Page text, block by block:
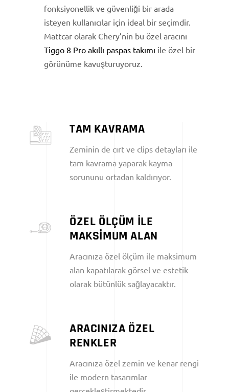
fonksiyonellik ve güvenliği bir arada
isteyen kullanıcılar için ideal bir seçimdir.
Mattcar olarak Chery’nin bu özel aracını
Tiggo 8 Pro akıllı paspas takımı ile özel bir
görünüme kavuşturuyoruz.
TAM KAVRAMA
Zeminin de cırt ve clips detayları ile
tam kavrama yaparak kayma
sorununu ortadan kaldırıyor.
ÖZEL ÖLÇÜM İLE
MAKSİMUM ALAN
Aracınıza özel ölçüm ile maksimum
alan kapatılarak görsel ve estetik
olarak bütünlük sağlayacaktır.
ARACINIZA ÖZEL
RENKLER
Aracınıza özel zemin ve kenar rengi
ile modern tasarımlar